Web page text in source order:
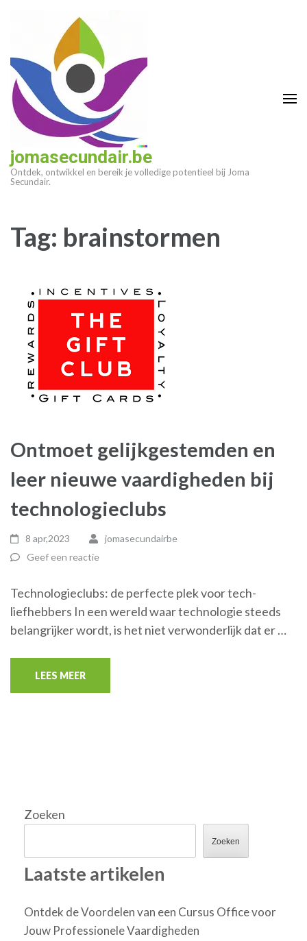
(druk
enter)
jomasecundair.be
Ontdek, ontwikkel en bereik je volledige potentieel bij Joma
Secundair.
Tag: brainstormen
Ontmoet gelijkgestemden en
leer nieuwe vaardigheden bij
technologieclubs
8 apr,2023
jomasecundairbe
Geef een reactie
Technologieclubs: de perfecte plek voor tech-
liefhebbers In een wereld waar technologie steeds
belangrijker wordt, is het niet verwonderlijk dat er …
LEES MEER
Zoeken
Zoeken
Laatste artikelen
Ontdek de Voordelen van een Cursus Office voor
Jouw Professionele Vaardigheden